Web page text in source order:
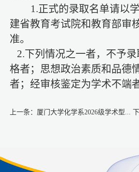
1.正式的录取名单请以
建省教育考试院和教育部审
准。
2.下列情况之一者，不予
格者；思想政治素质和品德
者；经审核鉴定为学术不端者
上一条： 厦门大学化学系2026级学术型...